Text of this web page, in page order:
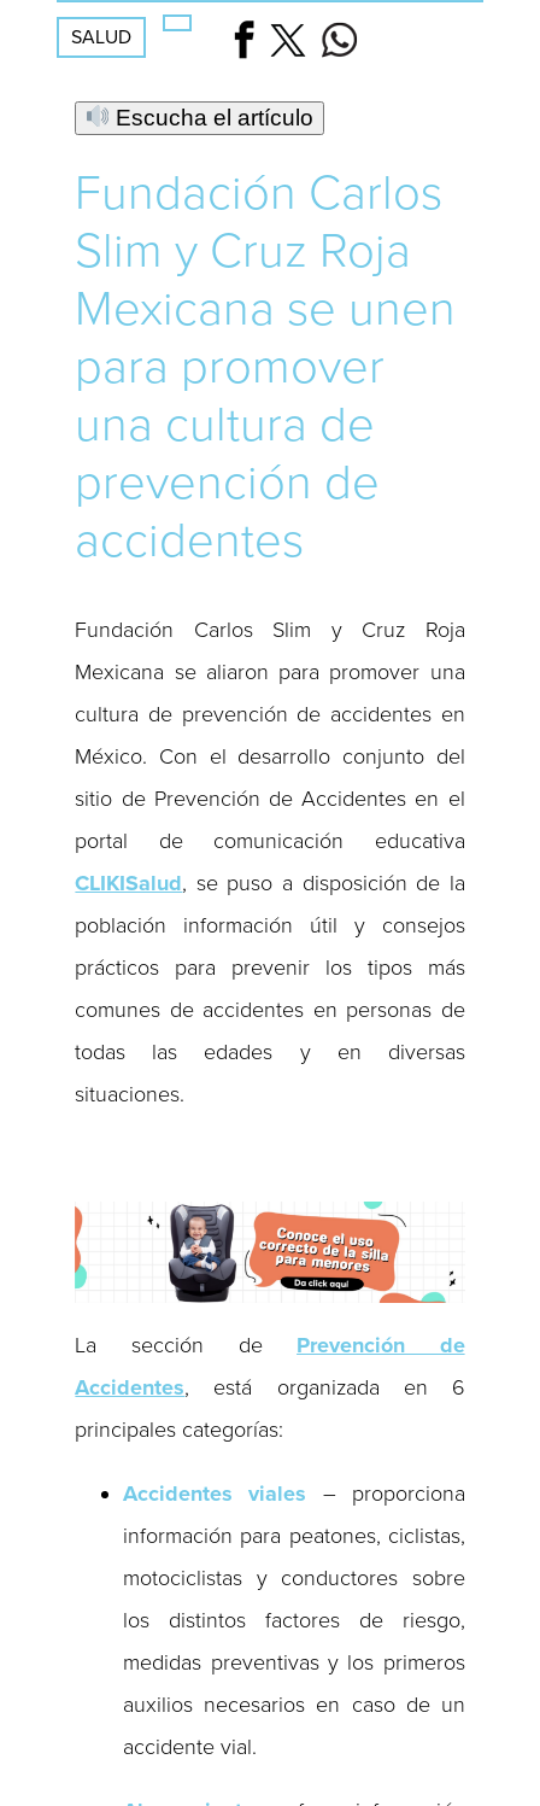
SALUD
Escucha el artículo
Fundación Carlos
Slim y Cruz Roja
Mexicana se unen
para promover
una cultura de
prevención de
accidentes
Fundación Carlos Slim y Cruz Roja
Mexicana se aliaron para promover una
cultura de prevención de accidentes en
México. Con el desarrollo conjunto del
sitio de Prevención de Accidentes en el
portal de comunicación educativa
CLIKISalud, se puso a disposición de la
población información útil y consejos
prácticos para prevenir los tipos más
comunes de accidentes en personas de
todas las edades y en diversas
situaciones.
La sección de Prevención de
Accidentes, está organizada en 6
principales categorías:
Accidentes viales – proporciona
información para peatones, ciclistas,
motociclistas y conductores sobre
los distintos factores de riesgo,
medidas preventivas y los primeros
auxilios necesarios en caso de un
accidente vial.